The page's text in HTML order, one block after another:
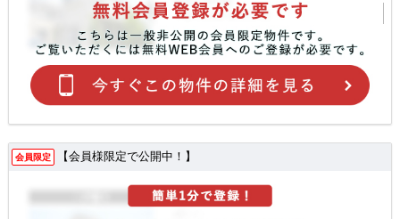
会員限定 【会員様限定で公開中！】